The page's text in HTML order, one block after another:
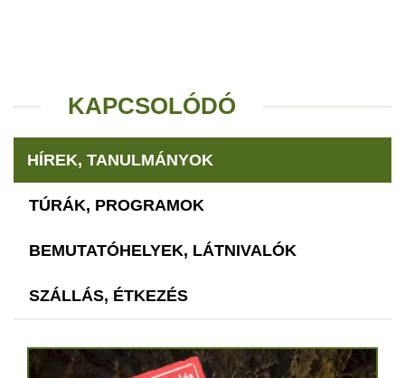
KAPCSOLÓDÓ
HÍREK, TANULMÁNYOK
TÚRÁK, PROGRAMOK
BEMUTATÓHELYEK, LÁTNIVALÓK
SZÁLLÁS, ÉTKEZÉS